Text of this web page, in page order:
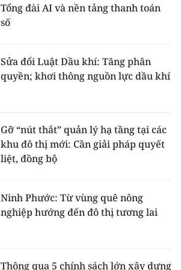
Tổng đài AI và nền tảng thanh toán
số
Sửa đổi Luật Dầu khí: Tăng phân
quyền; khơi thông nguồn lực dầu khí
Gỡ “nút thắt” quản lý hạ tầng tại các
khu đô thị mới: Cần giải pháp quyết
liệt, đồng bộ
Ninh Phước: Từ vùng quê nông
nghiệp hướng đến đô thị tương lai
Thông qua 5 chính sách lớn xây dựng